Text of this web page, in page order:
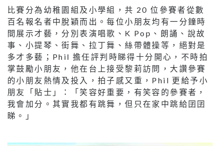
比賽分為幼稚園組及小學組，共 20 位參賽者從數
百名報名者中脫穎而出。每位小朋友均有一分鐘時
間展示才藝，分別表演唱歌、K Pop、朗誦、說故
事、小提琴、街舞、拉丁舞、絲帶體操等，絕對是
多才多藝；Phil 擔任評判時睇得十分開心，不時拍
掌鼓勵小朋友，他在台上接受黎莉訪問，大讚參賽
的小朋友熱情及投入，拍子感又重，Phil 更給予小
朋友「貼士」：「笑容好重要，有笑容的參賽者，
我會加分。其實我都有跳舞，但只在家中跳給囝囝
睇。」